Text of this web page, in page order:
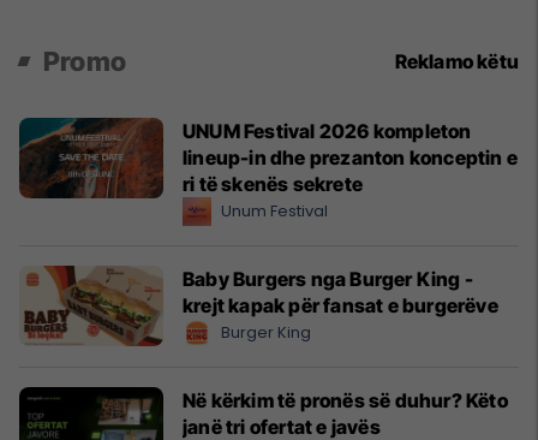
Promo Reklamo këtu
UNUM Festival 2026 kompleton
lineup-in dhe prezanton konceptin e
ri të skenës sekrete
Unum Festival
Baby Burgers nga Burger King -
krejt kapak për fansat e burgerëve
Burger King
Në kërkim të pronës së duhur? Këto
janë tri ofertat e javës